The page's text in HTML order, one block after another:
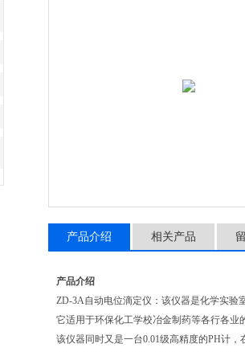
产品介绍 相关产品
产品介绍
ZD-3A自动电位滴定仪：该仪器是化学实验
它适用于环保化工学校冶金制药等各行各业
该仪器同时又是一台0.01级高精度的PH计，